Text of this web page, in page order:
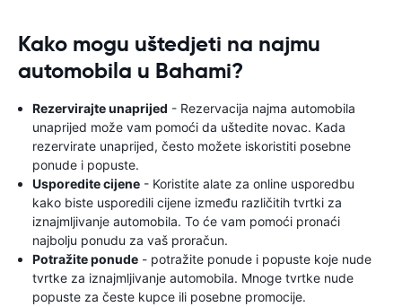
Kako mogu uštedjeti na najmu
automobila u Bahami?
Rezervirajte unaprijed - Rezervacija najma automobila
unaprijed može vam pomoći da uštedite novac. Kada
rezervirate unaprijed, često možete iskoristiti posebne
ponude i popuste.
Usporedite cijene - Koristite alate za online usporedbu
kako biste usporedili cijene između različitih tvrtki za
iznajmljivanje automobila. To će vam pomoći pronaći
najbolju ponudu za vaš proračun.
Potražite ponude - potražite ponude i popuste koje nude
tvrtke za iznajmljivanje automobila. Mnoge tvrtke nude
popuste za česte kupce ili posebne promocije.